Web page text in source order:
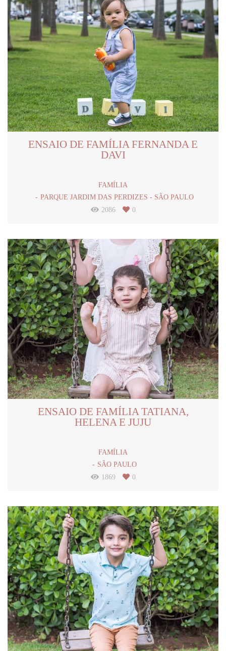
ENSAIO DE FAMÍLIA FERNANDA E
DAVI
FAMÍLIA
PARQUE JARDIM DAS PERDIZES - SÃO PAULO
2086
0
ENSAIO DE FAMÍLIA TATIANA,
HELENA E JUJU
FAMÍLIA
SÃO PAULO
1869
0